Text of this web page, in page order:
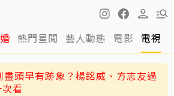
熱門星聞 藝人動態 電影 電視
頭早有跡象？楊銘威、方志友過
看